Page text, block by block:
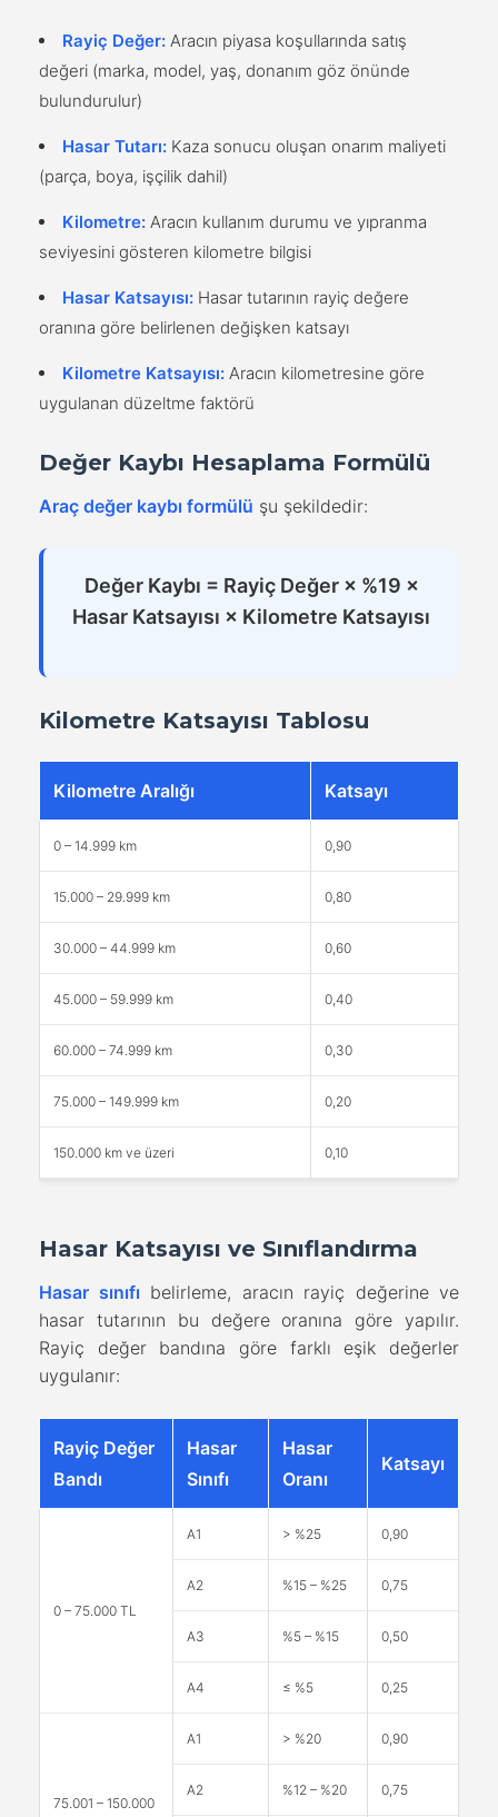
Rayiç Değer: Aracın piyasa koşullarında satış
değeri (marka, model, yaş, donanım göz önünde
bulundurulur)
Hasar Tutarı: Kaza sonucu oluşan onarım maliyeti
(parça, boya, işçilik dahil)
Kilometre: Aracın kullanım durumu ve yıpranma
seviyesini gösteren kilometre bilgisi
Hasar Katsayısı: Hasar tutarının rayiç değere
oranına göre belirlenen değişken katsayı
Kilometre Katsayısı: Aracın kilometresine göre
uygulanan düzeltme faktörü
Değer Kaybı Hesaplama Formülü
Araç değer kaybı formülü şu şekildedir:
Değer Kaybı = Rayiç Değer × %19 ×
Hasar Katsayısı × Kilometre Katsayısı
Kilometre Katsayısı Tablosu
Kilometre Aralığı Katsayı
0 – 14.999 km 0,90
15.000 – 29.999 km 0,80
30.000 – 44.999 km 0,60
45.000 – 59.999 km 0,40
60.000 – 74.999 km 0,30
75.000 – 149.999 km 0,20
150.000 km ve üzeri 0,10
Hasar Katsayısı ve Sınıflandırma
Hasar sınıfı belirleme, aracın rayiç değerine ve
hasar tutarının bu değere oranına göre yapılır.
Rayiç değer bandına göre farklı eşik değerler
uygulanır:
Rayiç Değer
Bandı
Hasar
Sınıfı
Hasar
Oranı
Katsayı
0 – 75.000 TL
A1 > %25 0,90
A2 %15 – %25 0,75
A3 %5 – %15 0,50
A4 ≤ %5 0,25
75.001 – 150.000
A1 > %20 0,90
A2 %12 – %20 0,75